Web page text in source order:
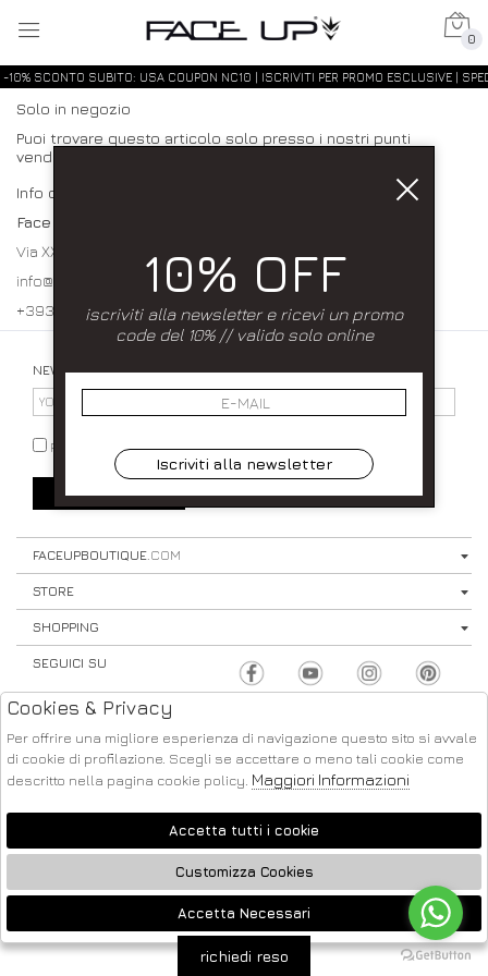
0
-10% SCONTO SUBITO: USA COUPON NC10 | ISCRIVITI PER PROMO ESCLUSIVE |
Solo in negozio
Puoi trovare questo articolo solo presso i nostri punti
vendita:
Info contatti
Face up
Via XXXI Maggio 23/25 80027 Frattamaggiore (NA)
info@faceupboutique.com, faceupnegozio@gmail.com
+393920340990 0818312915
NEWSLETTER
PRIVACY POLICY
SIGN UP ⟩
FACEUPBOUTIQUE.COM
STORE
SHOPPING
SEGUICI SU
2026 FACE UP - P.IVA : 04220371217 POWERED BY
ATELIER
SOCIETÀ
🍪
10% OFF
iscriviti alla newsletter e ricevi un promo
code del 10% // valido solo online
Iscriviti alla newsletter
richiedi reso
Cookies & Privacy
Per offrire una migliore esperienza di navigazione questo sito si avvale
di cookie di profilazione. Scegli se accettare o meno tali cookie come
descritto nella pagina cookie policy. Maggiori Informazioni
Accetta tutti i cookie
Customizza Cookies
Accetta Necessari